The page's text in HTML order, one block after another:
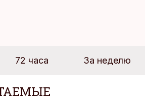
72 часа За неделю